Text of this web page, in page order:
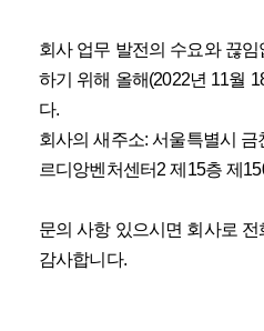
회사 업무 발전의 수요와 끊
하기 위해 올해(2022년 11월
다.
회사의 새주소: 서울특별시
르디앙벤처센터2 제15층 제
문의 사항 있으시면 회사로
감사합니다.